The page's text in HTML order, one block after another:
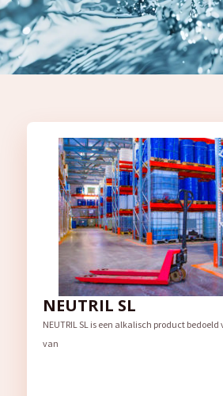
NEUTRIL SL
NEUTRIL SL is een alkalisch product
van